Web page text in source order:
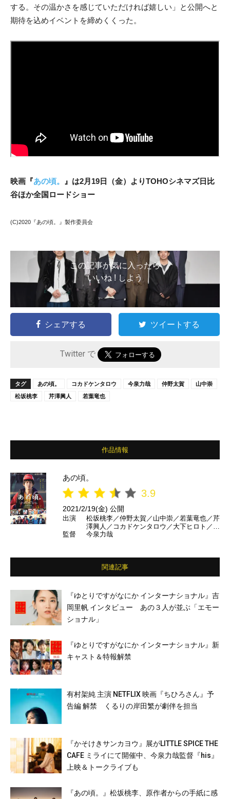
する。その温かさを感じていただければ嬉しい」と公開へと
期待を込めイベントを締めくくった。
映画『あの頃。 』は2月19日（金）よりTOHOシネマズ日比
谷ほか全国ロードショー
(C)2020『あの頃。』製作委員会
この記事が気に入ったら
いいね ! しよう
シェアする ツイートする
Twitter で
タグ あの頃。 コカドケンタロウ 今泉力哉 仲野太賀
山中崇
松坂桃李
芹澤興人 若葉竜也
作品情報
あの頃。
3.9
2021/2/19(金) 公開
出演
松坂桃李／仲野太賀／山中崇／若葉竜也／芹
澤興人／コカドケンタロウ／大下ヒロト／木
口健太／中田青渚／片山友希／山﨑夢羽／西
監督 今泉力哉
関連記事
『ゆとりですがなにか インターナショナル』吉
岡里帆 インタビュー あの３人が並ぶ「エモー
ショナル」
『ゆとりですがなにか インターナショナル』新
キャスト＆特報解禁
有村架純 主演 NETFLIX 映画『ちひろさん』予
告編 解禁 くるりの岸田繁が劇伴を担当
『かそけきサンカヨウ』展がLITTLE SPICE THE
CAFE ミライにて開催中、今泉力哉監督『his』
上映＆トークライブも
『あの頃。』松坂桃李、原作者からの手紙に感